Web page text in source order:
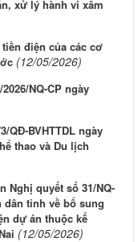
xử lý hành vi xâm
điện của các cơ
(12/05/2026)
NQ-CP ngày
QĐ-BVHTTDL ngày
thao và Du lịch
Nghị quyết số 31/NQ-
dân tỉnh về bổ sung
dự án thuộc kế
(12/05/2026)